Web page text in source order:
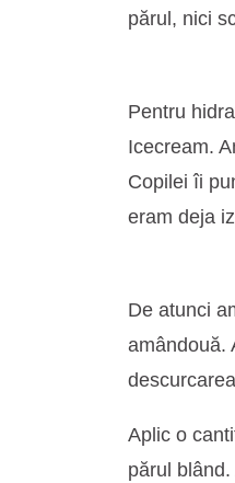
părul, nici
Pentru
Icecream.
Copilei îi
eram deja
De atunci
amândouă.
Aplic o
părul